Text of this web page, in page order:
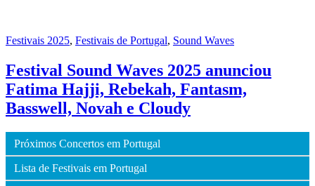
Festivais 2025, Festivais de Portugal, Sound Waves
Festival Sound Waves 2025 anunciou
Fatima Hajji, Rebekah, Fantasm,
Basswell, Novah e Cloudy
Próximos Concertos em Portugal
Lista de Festivais em Portugal